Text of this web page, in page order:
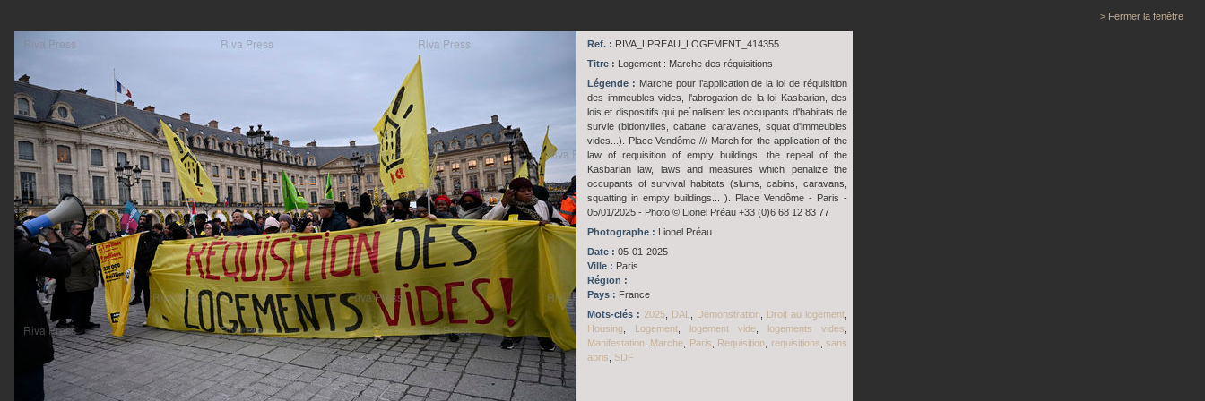
> Fermer la fenêtre
Ref. : RIVA_LPREAU_LOGEMENT_414355
Titre : Logement : Marche des réquisitions
Légende : Marche pour l’application de la loi de réquisition
des immeubles vides, l'abrogation de la loi Kasbarian, des
lois et dispositifs qui pe´nalisent les occupants d'habitats de
survie (bidonvilles, cabane, caravanes, squat d'immeubles
vides...). Place Vendôme /// March for the application of the
law of requisition of empty buildings, the repeal of the
Kasbarian law, laws and measures which penalize the
occupants of survival habitats (slums, cabins, caravans,
squatting in empty buildings... ). Place Vendôme - Paris -
05/01/2025 - Photo © Lionel Préau +33 (0)6 68 12 83 77
Photographe : Lionel Préau
Date : 05-01-2025
Ville : Paris
Région :
Pays : France
Mots-clés : 2025 DAL Demonstration Droit au logement
Housing
Logement logement vide logements vides
Manifestation Marche Paris Requisition requisitions ,sans
abris
SDF